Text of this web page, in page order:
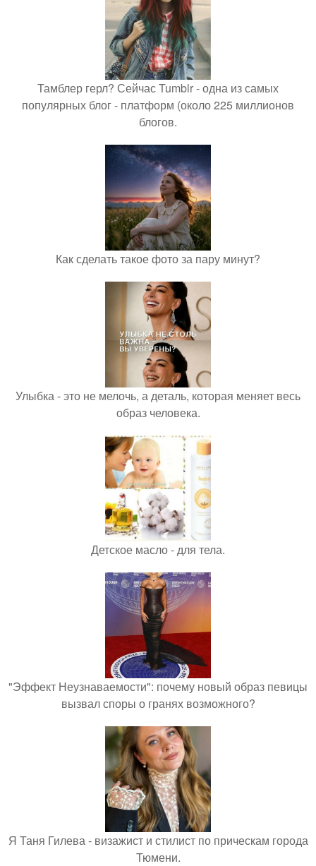
Тамблер герл? Сейчас Tumblr - одна из самых
популярных блог - платформ (около 225 миллионов
блогов.
Как сделать такое фото за пару минут?
Улыбка - это не мелочь, а деталь, которая меняет весь
образ человека.
Детское масло - для тела.
"Эффект Неузнаваемости": почему новый образ певицы
вызвал споры о гранях возможного?
Я Таня Гилева - визажист и стилист по прическам города
Тюмени.